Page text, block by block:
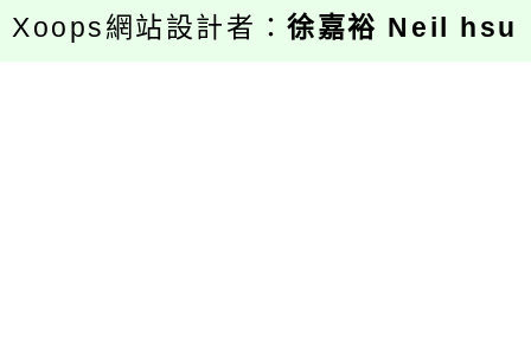
Xoops網站設計者：徐嘉裕 Neil hsu